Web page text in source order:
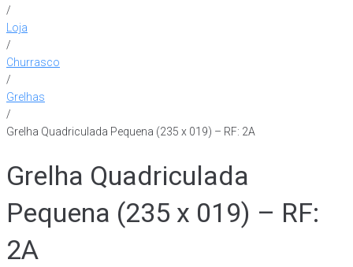
/
Loja
/
Churrasco
/
Grelhas
/
Grelha Quadriculada Pequena (235 x 019) – RF: 2A
Grelha Quadriculada
Pequena (235 x 019) – RF:
2A